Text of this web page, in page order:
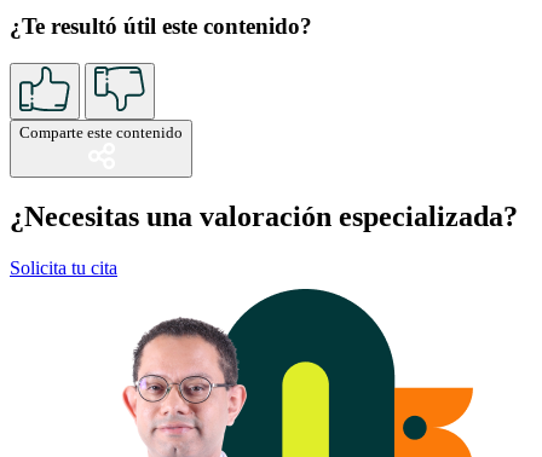
¿Te resultó útil este contenido?
Comparte este contenido
¿Necesitas una valoración especializada?
Solicita tu cita